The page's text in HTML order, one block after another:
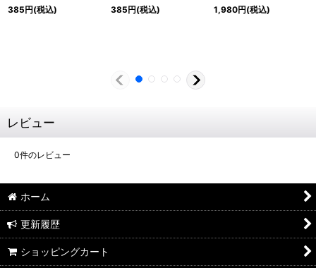
385円(税込)
385円(税込)
1,980円(税込)
レビュー
0件のレビュー
ホーム
更新履歴
ショッピングカート